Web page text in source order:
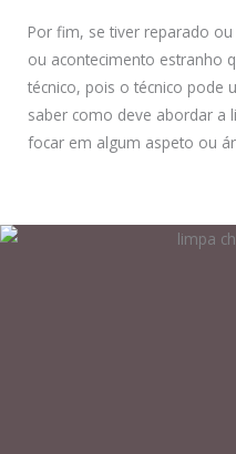
Por fim, se tiver reparado
ou acontecimento estranho
técnico, pois o técnico pode
saber como deve abordar a
focar em algum aspeto ou